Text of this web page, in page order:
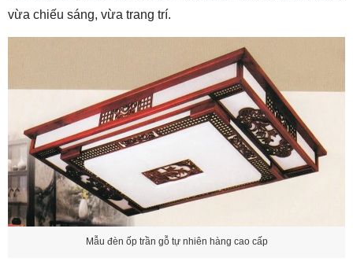
vừa chiếu sáng, vừa trang trí.
Mẫu đèn ốp trần gỗ tự nhiên hàng cao cấp